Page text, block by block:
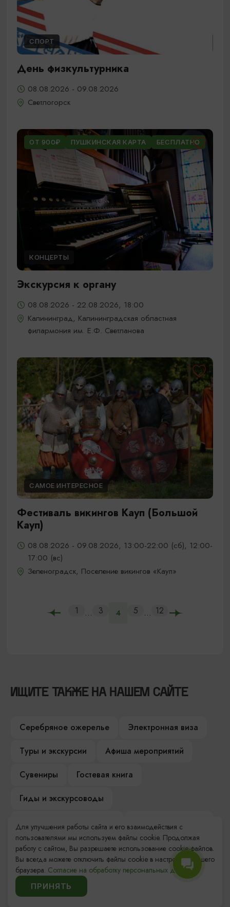
СПОРТ
День физкультурника
08.08.2026 - 09.08.2026
Светлогорск
ОТ 900₽ ПУШКИНСКАЯ КАРТА БЕСПЛАТНО
КОНЦЕРТЫ
Экскурсия к органу
08.08.2026 - 22.08.2026, 18:00
Калининград, Калининградская областная
филармония им. Е.Ф. Светланова
САМОЕ ИНТЕРЕСНОЕ
Фестиваль викингов Кауп (Большой
Кауп)
08.08.2026 - 09.08.2026, 13:00-22:00 (сб), 12:00-
17:00 (вс)
Зеленоградск, Поселение викингов «Кауп»
1 ... 3 4 5 ... 12
ИЩИТЕ ТАКЖЕ НА НАШЕМ САЙТЕ
Серебряное ожерелье
Электронная виза
Туры и экскурсии
Афиша мероприятий
Сувениры
Гостевая книга
Гиды и экскурсоводы
Достопримечательности
Карты и маршруты
Рестораны
Гостиницы
Как доехать
Компас Балтийской кухни
Настоящий Калининградец
Для улучшения работы сайта и его взаимодействия с
пользователями мы используем файлы cookie. Продолжая
работу с сайтом, Вы разрешаете использование cookie-файлов.
Вы всегда можете отключить файлы cookie в настройках Вашего
браузера. Согласие на обработку персональных данных.
ПРИНЯТЬ